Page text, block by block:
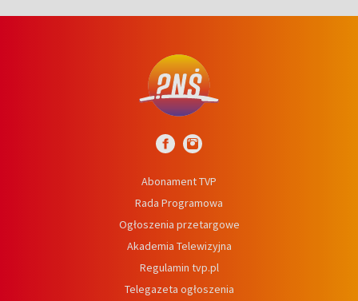
Abonament TVP
Rada Programowa
Ogłoszenia przetargowe
Akademia Telewizyjna
Regulamin tvp.pl
Telegazeta ogłoszenia